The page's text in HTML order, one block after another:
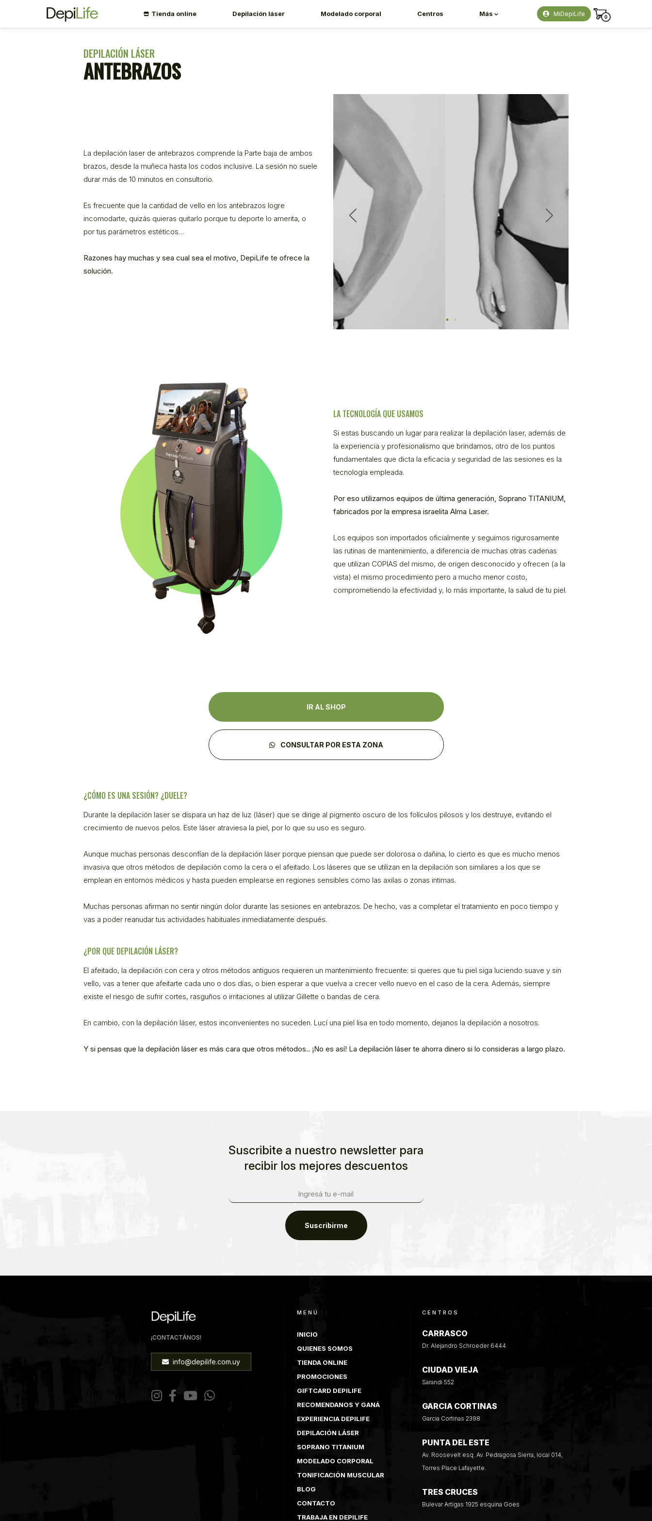
Tienda online Depilación láser Modelado corporal Centros Más MiDepiLife 0
DEPILACIÓN LÁSER
ANTEBRAZOS
La depilación laser de antebrazos comprende la Parte baja de ambos
brazos, desde la muñeca hasta los codos inclusive. La sesión no suele
durar más de 10 minutos en consultorio.
Es frecuente que la cantidad de vello en los antebrazos logre
incomodarte, quizás quieras quitarlo porque tu deporte lo amerita, o
por tus parámetros estéticos…
Razones hay muchas y sea cual sea el motivo, DepiLife te ofrece la
solución.
LA TECNOLOGÍA QUE USAMOS
Si estas buscando un lugar para realizar la depilación laser, además de
la experiencia y profesionalismo que brindamos, otro de los puntos
fundamentales que dicta la eficacia y seguridad de las sesiones es la
tecnología empleada.
Por eso utilizamos equipos de última generación, Soprano TITANIUM,
fabricados por la empresa israelita Alma Laser.
Los equipos son importados oficialmente y seguimos rigurosamente
las rutinas de mantenimiento, a diferencia de muchas otras cadenas
que utilizan COPIAS del mismo, de origen desconocido y ofrecen (a la
vista) el mismo procedimiento pero a mucho menor costo,
comprometiendo la efectividad y, lo más importante, la salud de tu piel.
IR AL SHOP
CONSULTAR POR ESTA ZONA
¿CÓMO ES UNA SESIÓN? ¿DUELE?
Durante la depilación laser se dispara un haz de luz (láser) que se dirige al pigmento oscuro de los folículos pilosos y los destruye, evitando el
crecimiento de nuevos pelos. Este láser atraviesa la piel, por lo que su uso es seguro.
Aunque muchas personas desconfían de la depilación láser porque piensan que puede ser dolorosa o dañina, lo cierto es que es mucho menos
invasiva que otros métodos de depilación como la cera o el afeitado. Los láseres que se utilizan en la depilación son similares a los que se
emplean en entornos médicos y hasta pueden emplearse en regiones sensibles como las axilas o zonas intimas.
Muchas personas afirman no sentir ningún dolor durante las sesiones en antebrazos. De hecho, vas a completar el tratamiento en poco tiempo y
vas a poder reanudar tus actividades habituales inmediatamente después.
¿POR QUE DEPILACIÓN LÁSER?
El afeitado, la depilación con cera y otros métodos antiguos requieren un mantenimiento frecuente: si queres que tu piel siga luciendo suave y sin
vello, vas a tener que afeitarte cada uno o dos días, o bien esperar a que vuelva a crecer vello nuevo en el caso de la cera. Además, siempre
existe el riesgo de sufrir cortes, rasguños o irritaciones al utilizar Gillette o bandas de cera.
En cambio, con la depilación láser, estos inconvenientes no suceden. Lucí una piel lisa en todo momento, dejanos la depilación a nosotros.
Y si pensas que la depilación láser es más cara que otros métodos.. ¡No es así! La depilación láser te ahorra dinero si lo consideras a largo plazo.
Suscribite a nuestro newsletter para
recibir los mejores descuentos
Suscribirme
¡CONTACTÁNOS!
info@depilife.com.uy
MENÚ
INICIO
QUIENES SOMOS
TIENDA ONLINE
PROMOCIONES
GIFTCARD DEPILIFE
RECOMENDANOS Y GANÁ
EXPERIENCIA DEPILIFE
DEPILACIÓN LÁSER
SOPRANO TITANIUM
MODELADO CORPORAL
TONIFICACIÓN MUSCULAR
BLOG
CONTACTO
TRABAJA EN DEPILIFE
CENTROS
CARRASCO
Dr. Alejandro Schroeder 6444
CIUDAD VIEJA
Sarandi 552
GARCIA CORTINAS
Garcia Cortinas 2398
PUNTA DEL ESTE
Av. Roosevelt esq. Av. Pedragosa Sierra, local 014,
Torres Place Lafayette.
TRES CRUCES
Bulevar Artigas 1925 esquina Goes